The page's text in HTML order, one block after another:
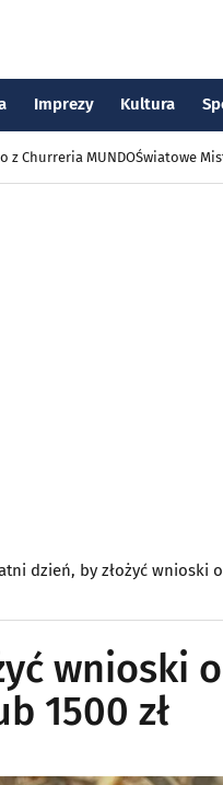
Imprezy Kultura
z Churreria MUNDOŚwiatowe
dzień, by złożyć wnioski
wnioski
1500 zł